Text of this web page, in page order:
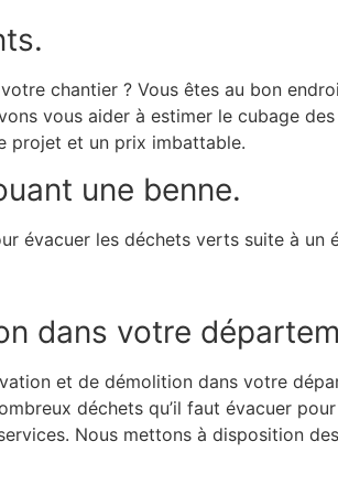
chantier ? Vous êtes au bon
vous aider à estimer le cubage
projet et un prix imbattable.
une benne.
évacuer les déchets verts suite à un
dans votre
et de démolition dans votre
déchets qu’il faut évacuer
Nous mettons à disposition